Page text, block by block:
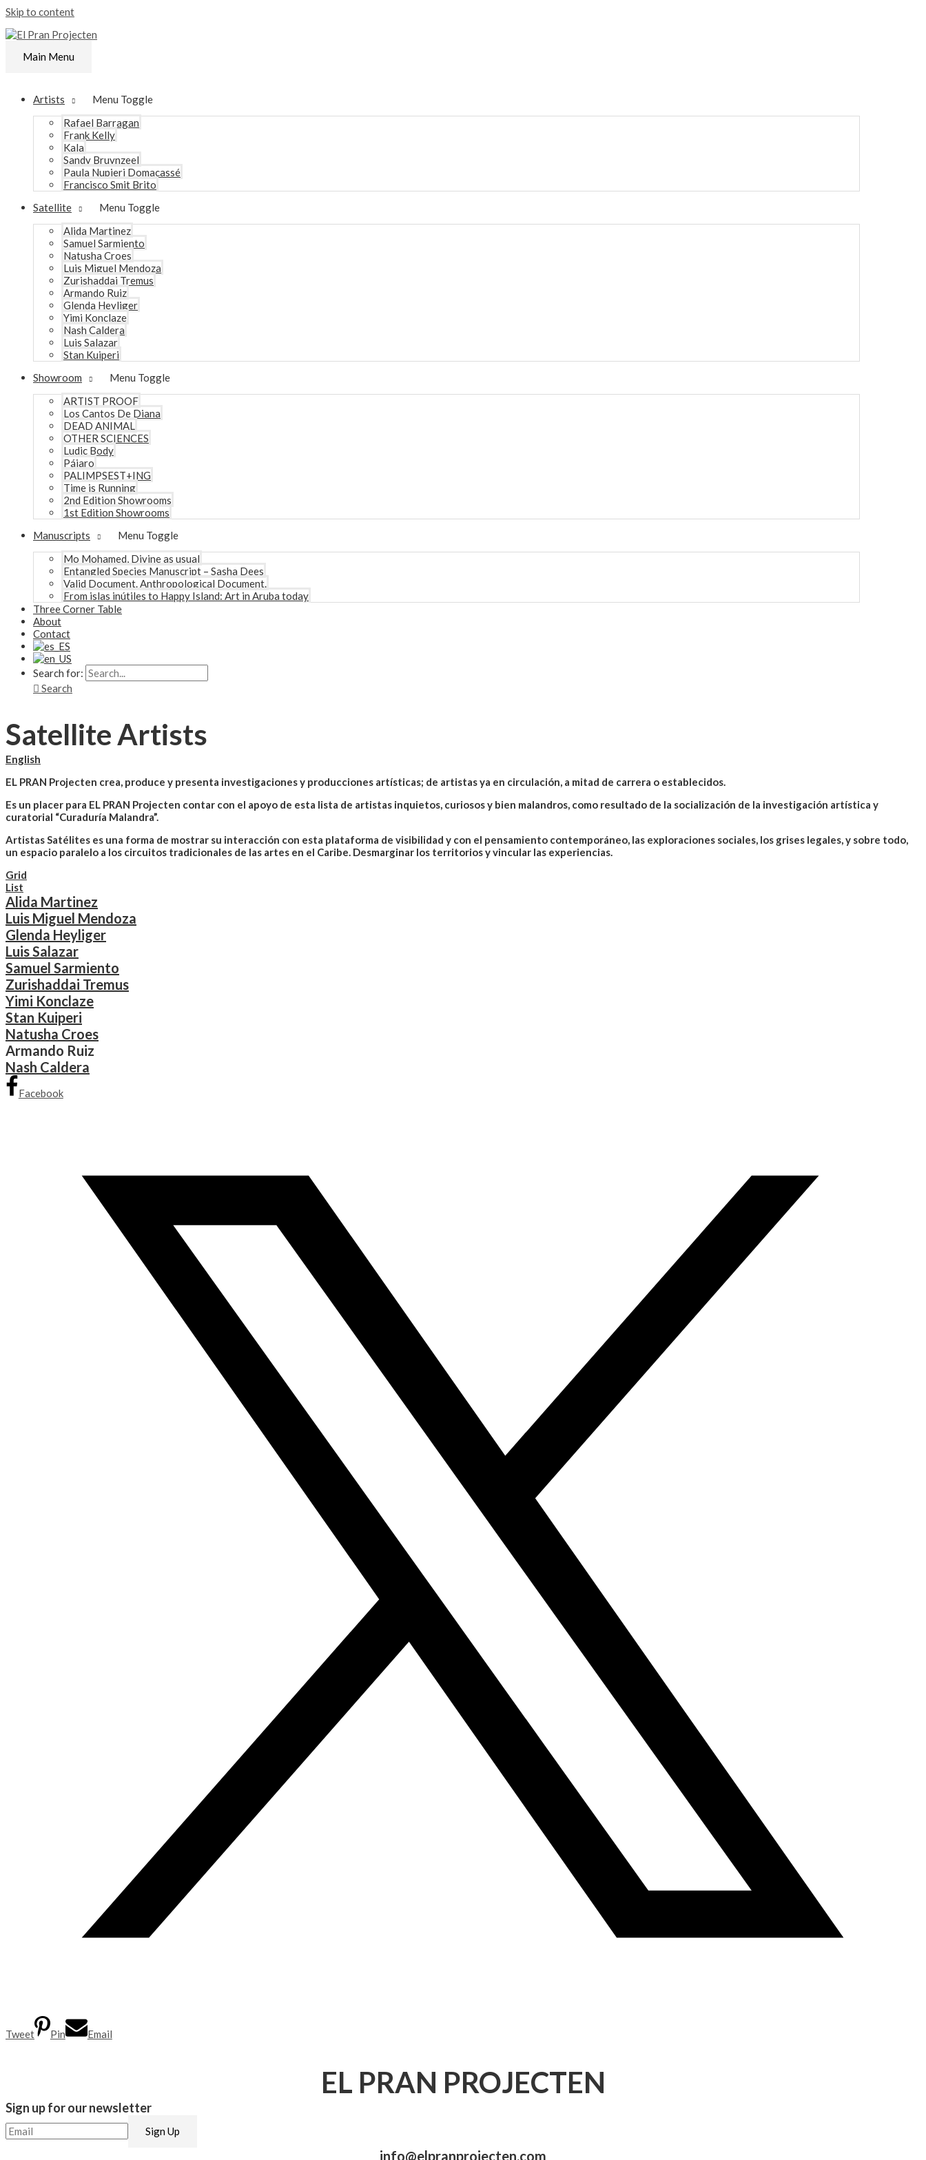
Skip to content
Main Menu
Artists
Menu Toggle
Rafael Barragan
Frank Kelly
Kala
Sandy Bruynzeel
Paula Nupieri Domacassé
Francisco Smit Brito
Satellite
Menu Toggle
Alida Martinez
Samuel Sarmiento
Natusha Croes
Luis Miguel Mendoza
Zurishaddai Tremus
Armando Ruiz
Glenda Heyliger
Yimi Konclaze
Nash Caldera
Luis Salazar
Stan Kuiperi
Showroom
Menu Toggle
ARTIST PROOF
Los Cantos De Diana
DEAD ANIMAL
OTHER SCIENCES
Ludic Body
Pájaro
PALIMPSEST+ING
Time is Running
2nd Edition Showrooms
1st Edition Showrooms
Manuscripts
Menu Toggle
Mo Mohamed, Divine as usual
Entangled Species Manuscript – Sasha Dees
Valid Document. Anthropological Document.
From islas inútiles to Happy Island: Art in Aruba today
Three Corner Table
About
Contact
Search for:
Search
Satellite Artists
English
EL PRAN Projecten crea, produce y presenta investigaciones y producciones artísticas; de artistas ya en circulación, a mitad de carrera o establecidos.
Es un placer para EL PRAN Projecten contar con el apoyo de esta lista de artistas inquietos, curiosos y bien malandros, como resultado de la socialización de la investigación artística y
curatorial “Curaduría Malandra”.
Artistas Satélites es una forma de mostrar su interacción con esta plataforma de visibilidad y con el pensamiento contemporáneo, las exploraciones sociales, los grises legales, y sobre todo,
un espacio paralelo a los circuitos tradicionales de las artes en el Caribe. Desmarginar los territorios y vincular las experiencias.
Grid
List
Alida Martinez
Luis Miguel Mendoza
Glenda Heyliger
Luis Salazar
Samuel Sarmiento
Zurishaddai Tremus
Yimi Konclaze
Stan Kuiperi
Natusha Croes
Armando Ruiz
Nash Caldera
Facebook
Tweet Pin Email
EL PRAN PROJECTEN
Sign up for our newsletter​
info@elpranprojecten.com